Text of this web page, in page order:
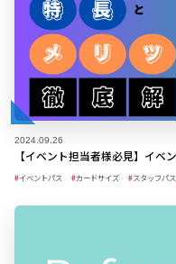
2024.09.26
イベントパス カードサイズ スタッフパス